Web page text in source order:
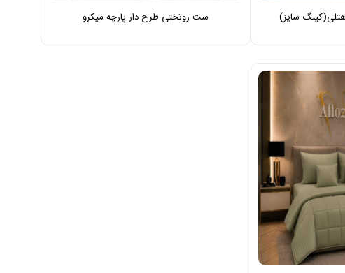
سایز) ست روتختی طرح دار پارچه میکرو